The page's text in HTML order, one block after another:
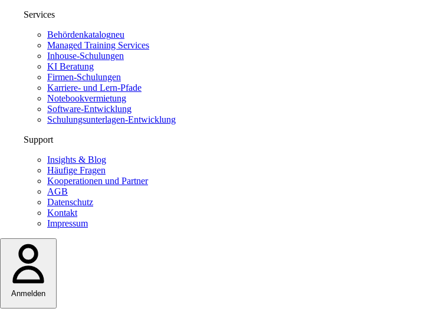
Services
Behördenkatalogneu
Managed Training Services
Inhouse-Schulungen
KI Beratung
Firmen-Schulungen
Karriere- und Lern-Pfade
Notebookvermietung
Software-Entwicklung
Schulungsunterlagen-Entwicklung
Support
Insights & Blog
Häufige Fragen
Kooperationen und Partner
AGB
Datenschutz
Kontakt
Impressum
Anmelden